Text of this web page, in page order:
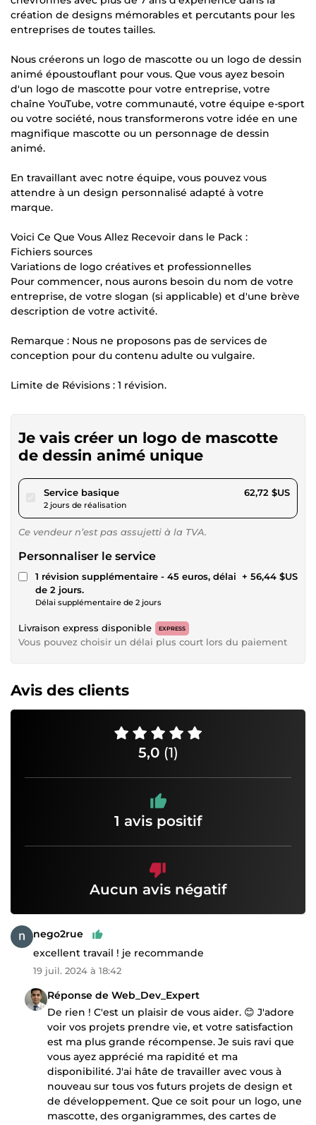
création de designs mémorables et percutants pour les
entreprises de toutes tailles.
Nous créerons un logo de mascotte ou un logo de dessin
animé époustouflant pour vous. Que vous ayez besoin
d'un logo de mascotte pour votre entreprise, votre
chaîne YouTube, votre communauté, votre équipe e-sport
ou votre société, nous transformerons votre idée en une
magnifique mascotte ou un personnage de dessin
animé.
En travaillant avec notre équipe, vous pouvez vous
attendre à un design personnalisé adapté à votre
marque.
Voici Ce Que Vous Allez Recevoir dans le Pack :
Fichiers sources
Variations de logo créatives et professionnelles
Pour commencer, nous aurons besoin du nom de votre
entreprise, de votre slogan (si applicable) et d'une brève
description de votre activité.
Remarque : Nous ne proposons pas de services de
conception pour du contenu adulte ou vulgaire.
Limite de Révisions : 1 révision.
Je vais créer un logo de mascotte
de dessin animé unique
Service basiquepour 57,81 $US
2 jours de réalisation
62,72 $US
Ce vendeur n’est pas assujetti à la TVA.
Personnaliser le service
1 révision supplémentaire - 45 euros, délai
de 2 jours.
Délai supplémentaire de 2 jours
+ 56,44 $US
Livraison express disponible EXPRESS
Vous pouvez choisir un délai plus court lors du paiement
Avis des clients
5,0 (1)
1 avis positif
Aucun avis négatif
nego2rue
excellent travail ! je recommande
19 juil. 2024 à 18:42
Réponse de Web_Dev_Expert
De rien ! C'est un plaisir de vous aider. 😊 J'adore
voir vos projets prendre vie, et votre satisfaction
est ma plus grande récompense. Je suis ravi que
vous ayez apprécié ma rapidité et ma
disponibilité. J'ai hâte de travailler avec vous à
nouveau sur tous vos futurs projets de design et
de développement. Que ce soit pour un logo, une
mascotte, des organigrammes, des cartes de